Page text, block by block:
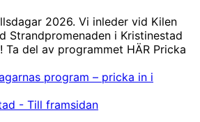
2026. Vi inleder vid Kilen
Strandpromenaden i Kristinestad
Ta del av programmet HÄR Pricka
program – pricka in i